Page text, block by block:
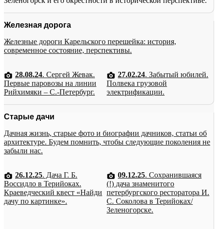
Железная дорога
Железные дороги Карельского перешейка: история,
современное состояние, перспективы.
28.08.24. Сергей Жевак.
Первые паровозы на линии
Рийхимяки – С.-Петербург.
27.02.24. Забытый юбилей.
Полвека грузовой
электрификации.
Старые дачи
Дачная жизнь, старые фото и биографии дачников, статьи об
архитектуре. Будем помнить, чтобы следующие поколения не
забыли нас.
26.12.25. Дача Г. Б.
Воссидло в Терийоках.
Краеведческий квест «Найди
дачу по картинке».
09.12.25. Сохранившаяся
(!) дача знаменитого
петербургского ресторатора И.
С. Соколова в Терийоках/
Зеленогорске.